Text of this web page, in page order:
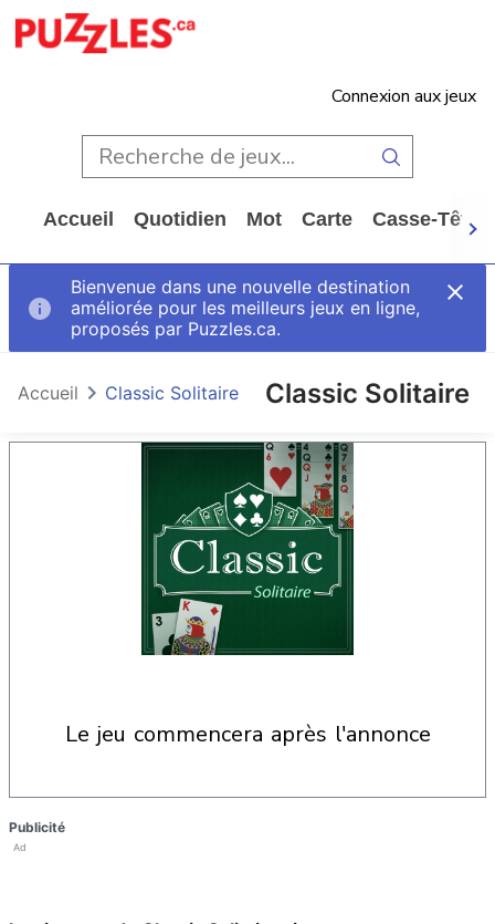
Connexion aux jeux
Accueil Quotidien Mot Carte Casse-Tête
Bienvenue dans une nouvelle destination
améliorée pour les meilleurs jeux en ligne,
proposés par Puzzles.ca.
Classic Solitaire
Accueil Classic Solitaire
le jeu commencera après l'annonce
Publicité
Ad